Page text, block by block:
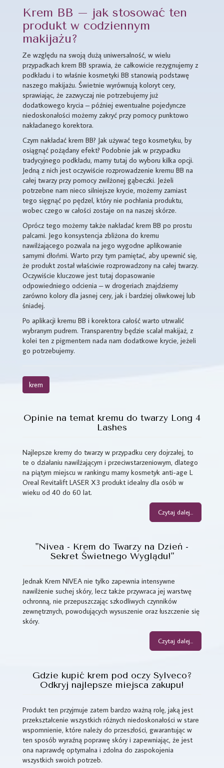
Krem BB – jak stosować ten
produkt w codziennym
makijażu?
Ze względu na swoją dużą uniwersalność, w wielu
przypadkach krem BB sprawia, że całkowicie rezygnujemy z
podkładu i to właśnie kosmetyki BB stanowią podstawę
naszego makijażu. Świetnie wyrównują koloryt cery,
sprawiając, że zazwyczaj nie potrzebujemy już
dodatkowego krycia – później ewentualne pojedyncze
niedoskonałości możemy zakryć przy pomocy punktowo
nakładanego korektora.
Czym nakładać krem BB? Jak używać tego kosmetyku, by
osiągnąć pożądany efekt? Podobnie jak w przypadku
tradycyjnego podkładu, mamy tutaj do wyboru kilka opcji.
Jedną z nich jest oczywiście rozprowadzenie kremu BB na
całej twarzy przy pomocy zwilżonej gąbeczki. Jeżeli
potrzebne nam nieco silniejsze krycie, możemy zamiast
tego sięgnąć po pędzel, który nie pochłania produktu,
wobec czego w całości zostaje on na naszej skórze.
Oprócz tego możemy także nakładać krem BB po prostu
palcami. Jego konsystencja zbliżona do kremu
nawilżającego pozwala na jego wygodne aplikowanie
samymi dłońmi. Warto przy tym pamiętać, aby upewnić się,
że produkt został właściwie rozprowadzony na całej twarzy.
Oczywiście kluczowe jest tutaj dopasowanie
odpowiedniego odcienia – w drogeriach znajdziemy
zarówno kolory dla jasnej cery, jak i bardziej oliwkowej lub
śniadej.
Po aplikacji kremu BB i korektora całość warto utrwalić
wybranym pudrem. Transparentny będzie scalał makijaż, z
kolei ten z pigmentem nada nam dodatkowe krycie, jeżeli
go potrzebujemy.
krem
Opinie na temat kremu do twarzy Long 4
Lashes
Najlepsze kremy do twarzy w przypadku cery dojrzałej, to
te o działaniu nawilżającym i przeciwstarzeniowym, dlatego
na piątym miejscu w rankingu mamy kosmetyk anti-age L
Oreal Revitalift LASER X3 produkt idealny dla osób w
wieku od 40 do 60 lat.
Czytaj dalej...
"Nivea - Krem do Twarzy na Dzień -
Sekret Świetnego Wyglądu!"
Jednak Krem NIVEA nie tylko zapewnia intensywne
nawilżenie suchej skóry, lecz także przywraca jej warstwę
ochronną, nie przepuszczając szkodliwych czynników
zewnętrznych, powodujących wysuszenie oraz łuszczenie się
skóry.
Czytaj dalej...
Gdzie kupić krem pod oczy Sylveco?
Odkryj najlepsze miejsca zakupu!
Produkt ten przyjmuje zatem bardzo ważną rolę, jaką jest
przekształcenie wszystkich różnych niedoskonałości w stare
wspomnienie, które należy do przeszłości, gwarantując w
ten sposób wyraźną poprawę skóry i zapewniając, że jest
ona naprawdę optymalna i zdolna do zaspokojenia
wszystkich swoich potrzeb.